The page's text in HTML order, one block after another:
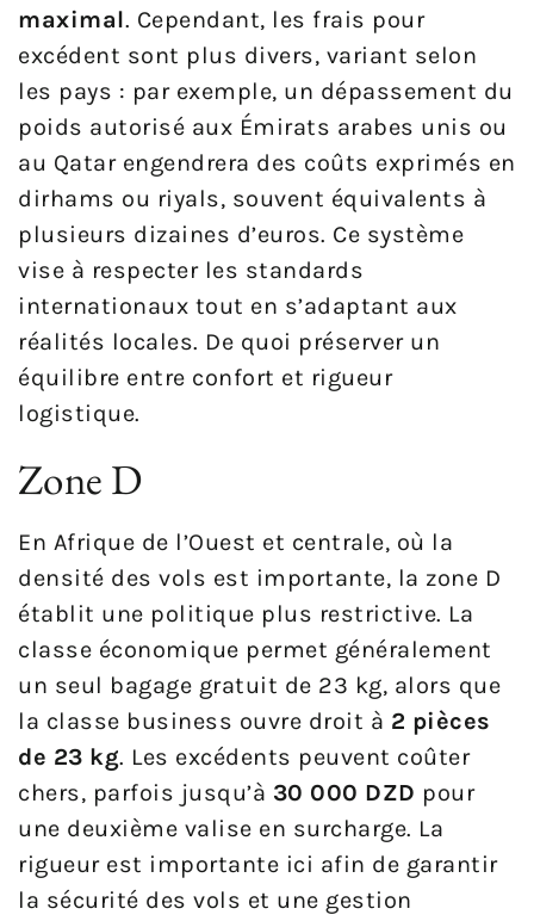
maximal. Cependant, les frais pour
excédent sont plus divers, variant selon
les pays : par exemple, un dépassement du
poids autorisé aux Émirats arabes unis ou
au Qatar engendrera des coûts exprimés en
dirhams ou riyals, souvent équivalents à
plusieurs dizaines d’euros. Ce système
vise à respecter les standards
internationaux tout en s’adaptant aux
réalités locales. De quoi préserver un
équilibre entre confort et rigueur
logistique.
Zone D
En Afrique de l’Ouest et centrale, où la
densité des vols est importante, la zone D
établit une politique plus restrictive. La
classe économique permet généralement
un seul bagage gratuit de 23 kg, alors que
la classe business ouvre droit à 2 pièces
de 23 kg. Les excédents peuvent coûter
chers, parfois jusqu’à 30 000 DZD pour
une deuxième valise en surcharge. La
rigueur est importante ici afin de garantir
la sécurité des vols et une gestion